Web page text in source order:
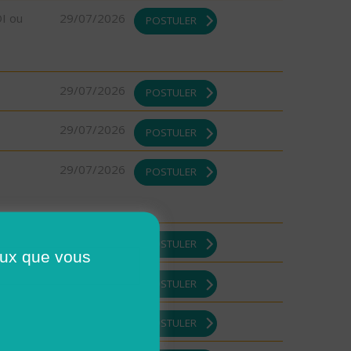
ou
29/07/2026 POSTULER
29/07/2026 POSTULER
29/07/2026 POSTULER
29/07/2026 POSTULER
POSTULER
POSTULER
POSTULER
que vous